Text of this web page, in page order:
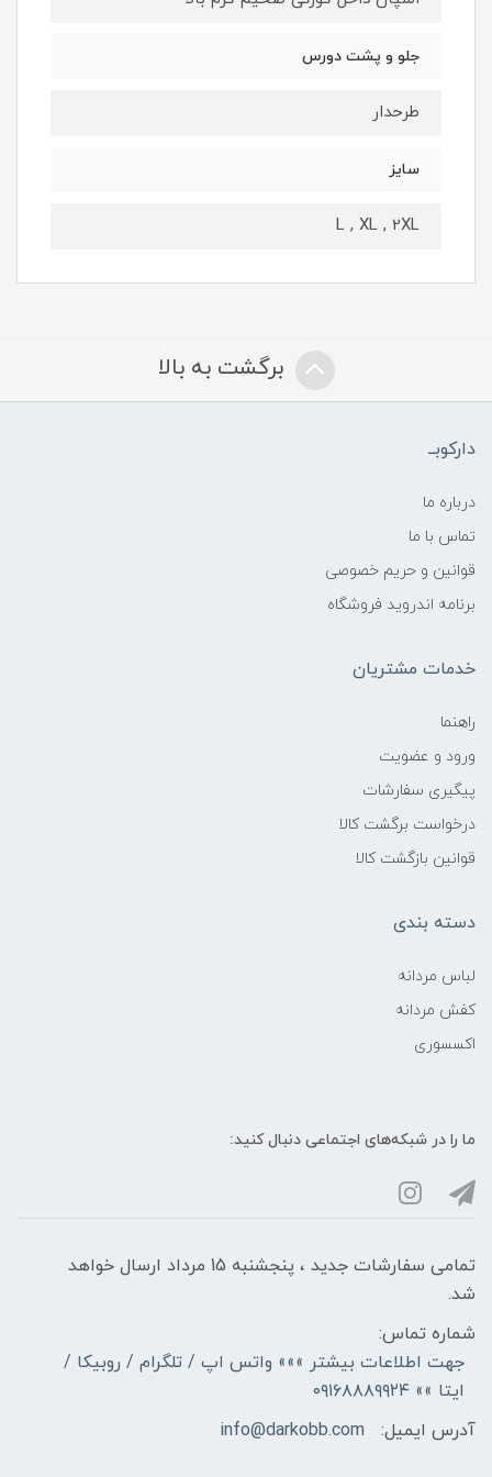
جلو و پشت دورس
طرحدار
سایز
L , XL , 2XL
برگشت به بالا
دارکوبــ
درباره ما
تماس با ما
قوانین و حریم خصوصی
برنامه اندروید فروشگاه
خدمات مشتریان
راهنما
ورود و عضویت
پیگیری سفارشات
درخواست برگشت کالا
قوانین بازگشت کالا
دسته بندی
لباس مردانه
کفش مردانه
اکسسوری
ما را در شبکه‌های اجتماعی دنبال کنید:
تمامی سفارشات جدید ، پنجشنبه 15 مرداد ارسال خواهد
شد.
شماره تماس:
جهت اطلاعات بیشتر »»» واتس اپ / تلگرام / روبیکا /
ایتا »» ۰۹۱۶۸۸۸۹۹۲۴
آدرس ایمیل:
info@darkobb.com